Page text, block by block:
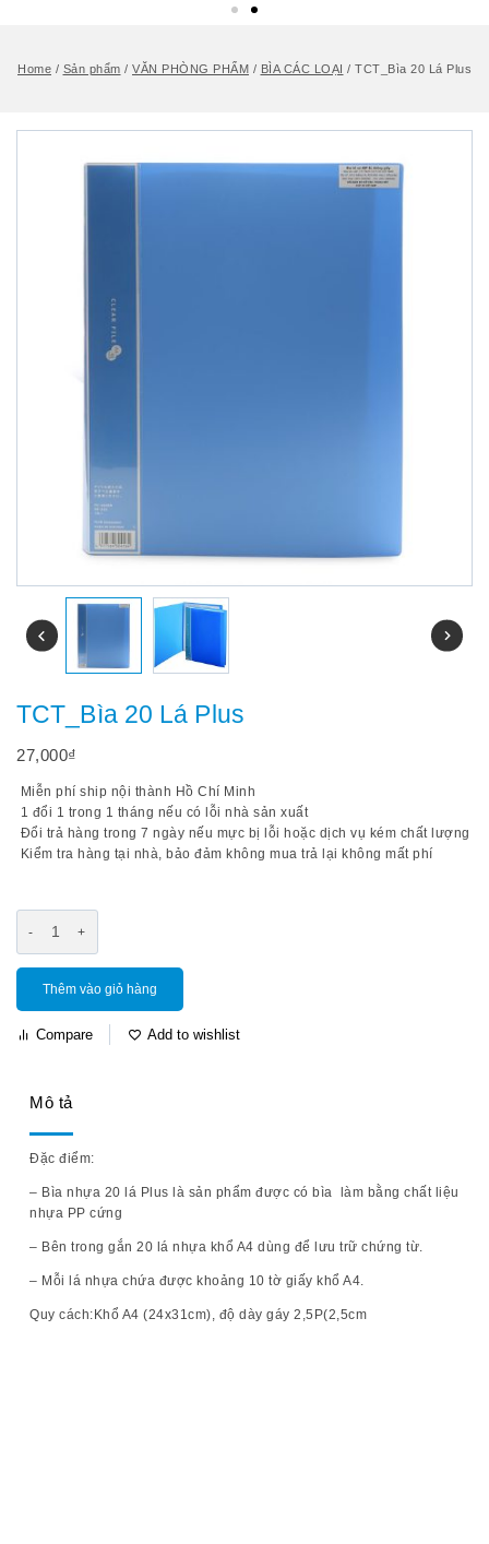
Home / Sản phẩm / VĂN PHÒNG PHẨM / BÌA CÁC LOẠI / TCT_Bìa 20 Lá Plus
TCT_Bìa 20 Lá Plus
27,000₫
Miễn phí ship nội thành Hồ Chí Minh
1 đổi 1 trong 1 tháng nếu có lỗi nhà sản xuất
Đổi trả hàng trong 7 ngày nếu mực bị lỗi hoặc dịch vụ kém chất lượng
Kiểm tra hàng tại nhà, bảo đảm không mua trả lại không mất phí
Thêm vào giỏ hàng
Compare Add to wishlist
Mô tả
Đặc điểm:
– Bìa nhựa 20 lá Plus là sản phẩm được có bìa làm bằng chất liệu
nhựa PP cứng
– Bên trong gắn 20 lá nhựa khổ A4 dùng để lưu trữ chứng từ.
– Mỗi lá nhựa chứa được khoảng 10 tờ giấy khổ A4.
Quy cách:Khổ A4 (24x31cm), độ dày gáy 2,5P(2,5cm